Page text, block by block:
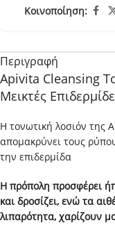
Κοινοποίηση:
Περιγραφή
Apivita Cleansing
Μεικτές
Η τονωτική λοσιόν της
απομακρύνει τους
την επιδερμίδα
Η πρόπολη προσφέρει
και δροσίζει, ενώ τα
λιπαρότητα, χαρίζουν